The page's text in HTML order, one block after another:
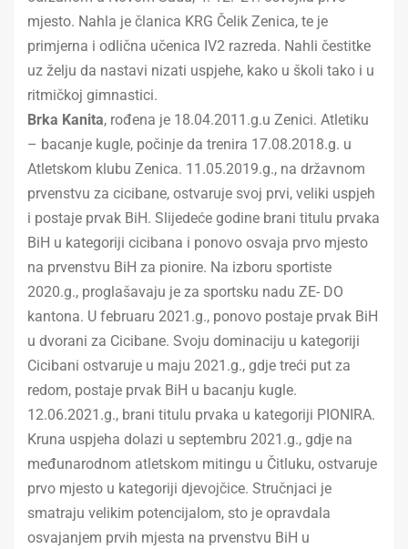
mjesto. Nahla je članica KRG Čelik Zenica, te je
primjerna i odlična učenica IV2 razreda. Nahli čestitke
uz želju da nastavi nizati uspjehe, kako u školi tako i u
ritmičkoj gimnastici.
Brka Kanita, rođena je 18.04.2011.g.u Zenici. Atletiku
– bacanje kugle, počinje da trenira 17.08.2018.g. u
Atletskom klubu Zenica. 11.05.2019.g., na državnom
prvenstvu za cicibane, ostvaruje svoj prvi, veliki uspjeh
i postaje prvak BiH. Slijedeće godine brani titulu prvaka
BiH u kategoriji cicibana i ponovo osvaja prvo mjesto
na prvenstvu BiH za pionire. Na izboru sportiste
2020.g., proglašavaju je za sportsku nadu ZE- DO
kantona. U februaru 2021.g., ponovo postaje prvak BiH
u dvorani za Cicibane. Svoju dominaciju u kategoriji
Cicibani ostvaruje u maju 2021.g., gdje treći put za
redom, postaje prvak BiH u bacanju kugle.
12.06.2021.g., brani titulu prvaka u kategoriji PIONIRA.
Kruna uspjeha dolazi u septembru 2021.g., gdje na
međunarodnom atletskom mitingu u Čitluku, ostvaruje
prvo mjesto u kategoriji djevojčice. Stručnjaci je
smatraju velikim potencijalom, sto je opravdala
osvajanjem prvih mjesta na prvenstvu BiH u